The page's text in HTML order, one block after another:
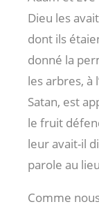
Dieu les
dont ils
donné la
les arbres, à
Satan, est
le fruit
leur avait-il
parole au
Comme